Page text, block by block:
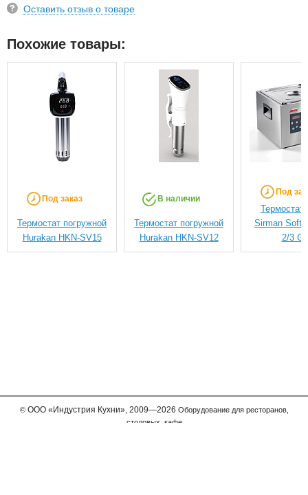
Оставить отзыв о товаре
Похожие товары:
Под заказ
Термостат погружной
Hurakan HKN-SV15
В наличии
Термостат погружной
Hurakan HKN-SV12
Под
Термостат
Sirman
2/3
© ООО «Индустрия Кухни»,2009—2026 Оборудование для ресторанов,
столовых, кафе